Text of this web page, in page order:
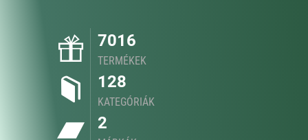
7016
TERMÉKEK
128
KATEGÓRIÁK
2